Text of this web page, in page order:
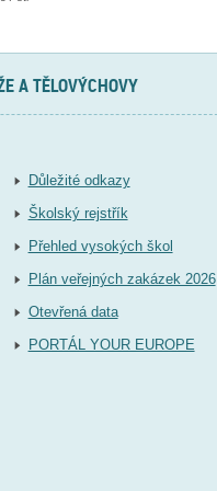
A TĚLOVÝCHOVY
Důležité odkazy
Školský rejstřík
Přehled vysokých škol
Plán veřejných zakázek 2026
Otevřená data
PORTÁL YOUR EUROPE